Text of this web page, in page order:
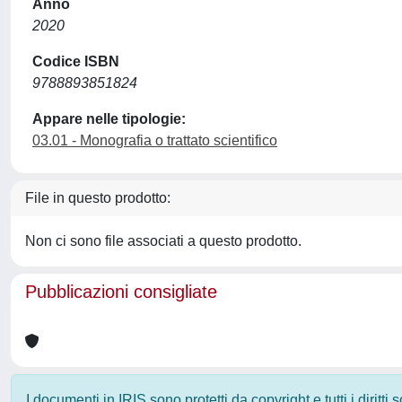
Anno
2020
Codice ISBN
9788893851824
Appare nelle tipologie:
03.01 - Monografia o trattato scientifico
File in questo prodotto:
Non ci sono file associati a questo prodotto.
Pubblicazioni consigliate